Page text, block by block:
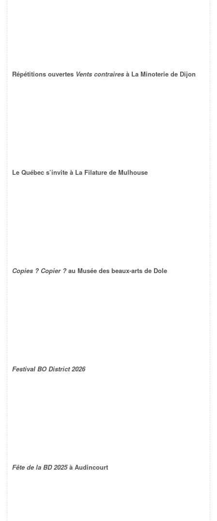
Répétitions ouvertes Vents contraires à La Minoterie de Dijon
Le Québec s’invite à La Filature de Mulhouse
Copies ? Copier ? au Musée des beaux-arts de Dole
Festival BO District 2026
Fête de la BD 2025à Audincourt